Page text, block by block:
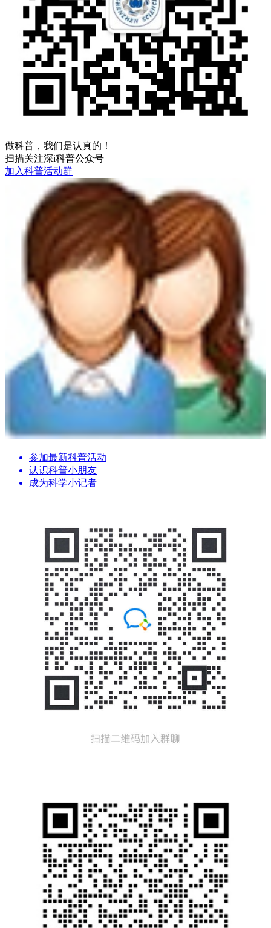
做科普，我们是认真的！
扫描关注深i科普公众号
加入科普活动群
参加最新科普活动
认识科普小朋友
成为科学小记者